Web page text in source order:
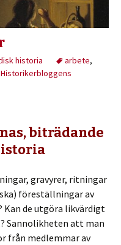
historia arbete,
Historikerbloggens
biträdande
gravyrer, ritningar
föreställningar av
Kan de utgöra likvärdigt
Sannolikheten att man
från medlemmar av